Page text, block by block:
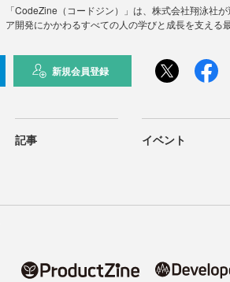
「CodeZine（コードジン）」は、株式会社翔泳社
ア開発にかかわるすべての人の学びと成長を支える
新規会員登録
記事 イベント